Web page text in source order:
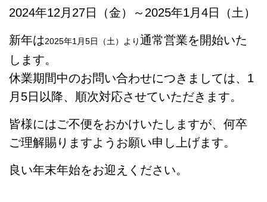
2024年12月27日（金）～2025年1月4日（土）
新年は2025年1月5日（土）より通常営業を開始いた
します。
休業期間中のお問い合わせにつきましては、1
月5日以降、順次対応させていただきます。
皆様にはご不便をおかけいたしますが、何卒
ご理解賜りますようお願い申し上げます。
良い年末年始をお迎えください。